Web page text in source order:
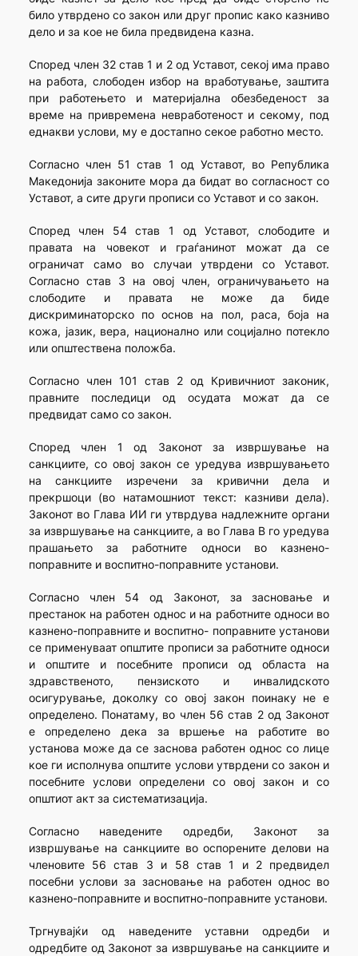
било утврдено со закон или друг пропис како казниво
дело и за кое не била предвидена казна.
Според член 32 став 1 и 2 од Уставот, секој има право
на работа, слободен избор на вработување, заштита
при работењето и материјална обезбеденост за
време на привремена невработеност и секому, под
еднакви услови, му е достапно секое работно место.
Согласно член 51 став 1 од Уставот, во Република
Македонија законите мора да бидат во согласност со
Уставот, а сите други прописи со Уставот и со закон.
Според член 54 став 1 од Уставот, слободите и
правата на човекот и граѓанинот можат да се
ограничат само во случаи утврдени со Уставот.
Согласно став 3 на овој член, ограничувањето на
слободите и правата не може да биде
дискриминаторско по основ на пол, раса, боја на
кожа, јазик, вера, национално или социјално потекло
или општествена положба.
Согласно член 101 став 2 од Кривичниот законик,
правните последици од осудата можат да се
предвидат само со закон.
Според член 1 од Законот за извршување на
санкциите, со овој закон се уредува извршувањето
на санкциите изречени за кривични дела и
прекршоци (во натамошниот текст: казниви дела).
Законот во Глава ИИ ги утврдува надлежните органи
за извршување на санкциите, а во Глава В го уредува
прашањето за работните односи во казнено-
поправните и воспитно-поправните установи.
Согласно член 54 од Законот, за засновање и
престанок на работен однос и на работните односи во
казнено-поправните и воспитно- поправните установи
се применуваат општите прописи за работните односи
и општите и посебните прописи од областа на
здравственото, пензиското и инвалидското
осигурување, доколку со овој закон поинаку не е
определено. Понатаму, во член 56 став 2 од Законот
е определено дека за вршење на работите во
установа може да се заснова работен однос со лице
кое ги исполнува општите услови утврдени со закон и
посебните услови определени со овој закон и со
општиот акт за систематизација.
Согласно наведените одредби, Законот за
извршување на санкциите во оспорените делови на
членовите 56 став 3 и 58 став 1 и 2 предвидел
посебни услови за засновање на работен однос во
казнено-поправните и воспитно-поправните установи.
Тргнувајќи од наведените уставни одредби и
одредбите од Законот за извршување на санкциите и